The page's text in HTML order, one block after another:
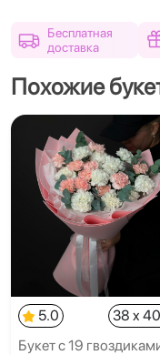
Бесплатная
доставка
Похожие
5.0
38 x
Букет с 19